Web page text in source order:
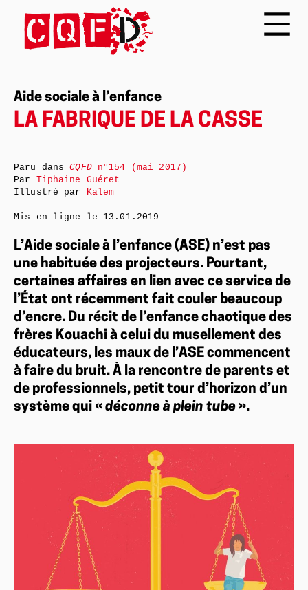
Aide sociale à l’enfance
LA FABRIQUE DE LA CASSE
L’Aide sociale à l’enfance (ASE) n’est pas
une habituée des projecteurs. Pourtant,
certaines affaires en lien avec ce service de
l’État ont récemment fait couler beaucoup
d’encre. Du récit de l’enfance chaotique des
frères Kouachi à celui du musellement des
éducateurs, les maux de l’ASE commencent
à faire du bruit. À la rencontre de parents et
de professionnels, petit tour d’horizon d’un
système qui « déconne à plein tube ».
Paru dansCQFDn°154 (mai 2017)
Par Tiphaine Guéret
Illustré par Kalem
Mis en ligne le 13.01.2019